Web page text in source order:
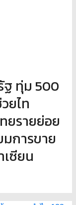
ฐ ทุ่ม 500
ยไท
ยรายย่อย
การขาย
ซียน